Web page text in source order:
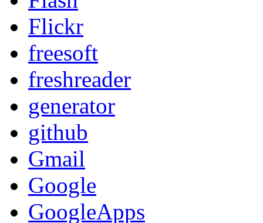
Flickr
freesoft
freshreader
generator
github
Gmail
Google
GoogleApps